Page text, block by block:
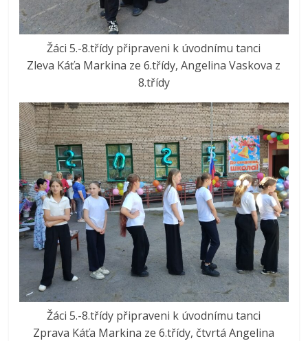
Žáci 5.-8.třídy připraveni k úvodnímu tanci
Zleva Káťa Markina ze 6.třídy, Angelina Vaskova z
8.třídy
Žáci 5.-8.třídy připraveni k úvodnímu tanci
Zprava Káťa Markina ze 6.třídy, čtvrtá Angelina